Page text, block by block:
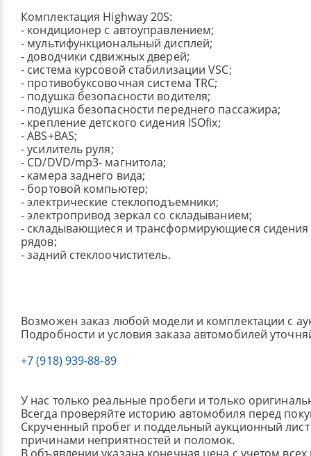
Комплектация Highway 20S:
- кондиционер с автоуправлением;
- мультифункциональный дисплей;
- доводчики сдвижных дверей;
- система курсовой стабилизации VSC;
- противобуксовочная система TRC;
- подушка безопасности водителя;
- подушка безопасности переднего пассажира;
- крепление детского сидения ISOfix;
- ABS+BAS;
- усилитель руля;
- CD/DVD/mp3- магнитола;
- камера заднего вида;
- бортовой компьютер;
- электрические стеклоподъемники;
- электропривод зеркал со складыванием;
- складывающиеся и трансформирующиеся сидения
рядов;
- задний стеклоочиститель.
Возможен заказ любой модели и комплектации с
Подробности и условия заказа автомобилей
+7 (918) 939-88-89
У нас только реальные пробеги и только
Всегда проверяйте историю автомобиля перед
Скрученный пробег и поддельный аукционный лист
причинами неприятностей и поломок.